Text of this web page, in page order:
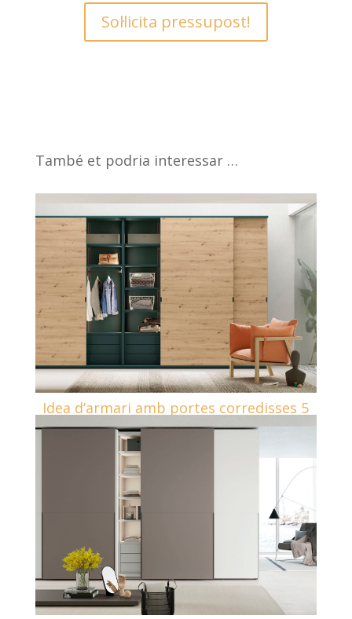
Sol·licita pressupost!
També et podria interessar …
Idea d’armari amb portes corredisses 5